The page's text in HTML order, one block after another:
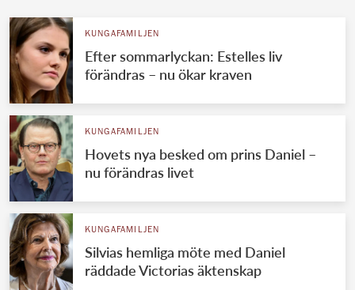
KUNGAFAMILJEN
Efter sommarlyckan: Estelles liv
förändras – nu ökar kraven
KUNGAFAMILJEN
Hovets nya besked om prins Daniel –
nu förändras livet
KUNGAFAMILJEN
Silvias hemliga möte med Daniel
räddade Victorias äktenskap